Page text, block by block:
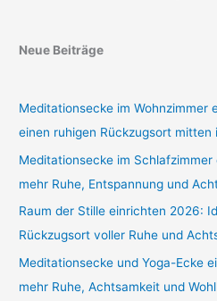
Neue Beiträge
Meditationsecke im Wohnzimmer
einen ruhigen Rückzugsort mitten
Meditationsecke im
mehr Ruhe, Entspannung und
Raum der Stille einrichten 2026:
Rückzugsort voller Ruhe und
Meditationsecke und Yoga-Ecke
mehr Ruhe, Achtsamkeit und